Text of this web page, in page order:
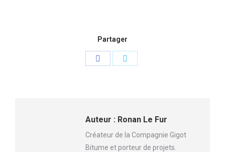
Partager
Partager
Auteur : Ronan Le Fur
Créateur de la Compagnie Gigot
Bitume et porteur de projets.